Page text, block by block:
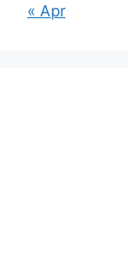
« Apr